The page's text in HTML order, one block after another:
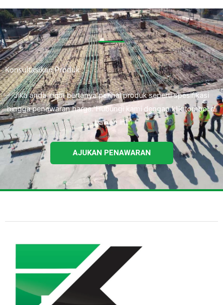
Konsultasikan Produk
Jika anda ingin bertanya perihal produk seperti spesifikasi
hingga penawaran harga. Hubungi kami dengan klik tombol di
bawah ini.
AJUKAN PENAWARAN